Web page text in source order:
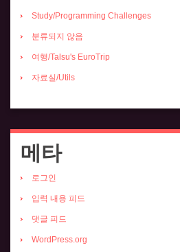
Study/Programming Challenges
분류되지 않음
여행/Talsu's EuroTrip
자료실/Utils
메타
로그인
입력 내용 피드
댓글 피드
WordPress.org